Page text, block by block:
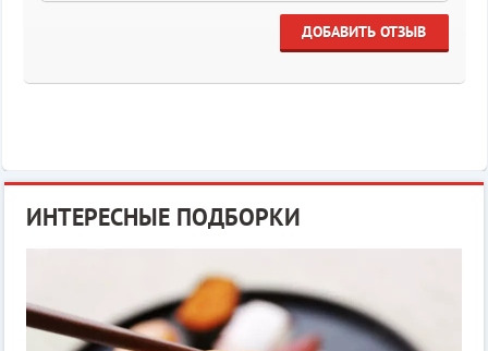
ДОБАВИТЬ ОТЗЫВ
ИНТЕРЕСНЫЕ ПОДБОРКИ